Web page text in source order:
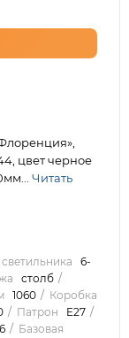
цвет черное
Читать
6-
столб
1060
Коробка
Патрон
E27
Базовая